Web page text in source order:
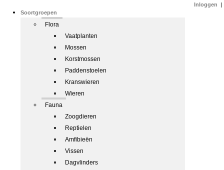
Soortgroepen
Flora
Vaatplanten
Mossen
Korstmossen
Paddenstoelen
Kranswieren
Wieren
Fauna
Zoogdieren
Reptielen
Amfibieën
Vissen
Dagvlinders
Inloggen |